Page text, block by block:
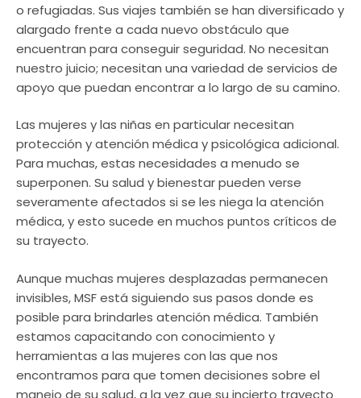
o refugiadas. Sus viajes también se han diversificado y
alargado frente a cada nuevo obstáculo que
encuentran para conseguir seguridad. No necesitan
nuestro juicio; necesitan una variedad de servicios de
apoyo que puedan encontrar a lo largo de su camino.
Las mujeres y las niñas en particular necesitan
protección y atención médica y psicológica adicional.
Para muchas, estas necesidades a menudo se
superponen. Su salud y bienestar pueden verse
severamente afectados si se les niega la atención
médica, y esto sucede en muchos puntos críticos de
su trayecto.
Aunque muchas mujeres desplazadas permanecen
invisibles, MSF está siguiendo sus pasos donde es
posible para brindarles atención médica. También
estamos capacitando con conocimiento y
herramientas a las mujeres con las que nos
encontramos para que tomen decisiones sobre el
manejo de su salud, a la vez que su incierto trayecto